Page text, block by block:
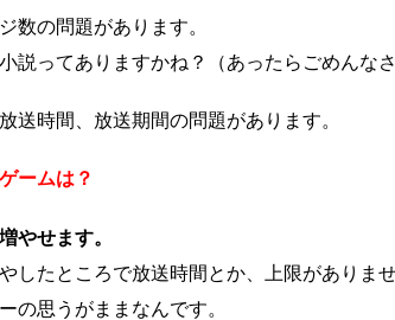
数の問題があります。
説ってありますかね？（あったらごめんなさ
送時間、放送期間の問題があります。
ームは？
やせます。
したところで放送時間とか、上限がありませ
の思うがままなんです。